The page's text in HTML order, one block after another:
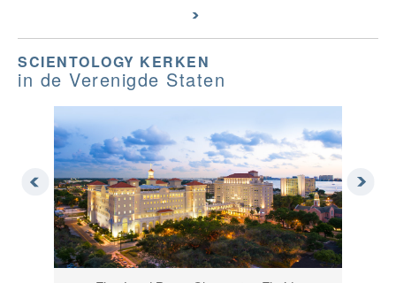
SCIENTOLOGY KERKEN
in de Verenigde Staten